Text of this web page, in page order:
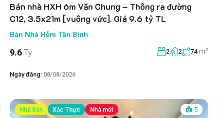
Bán nhà HXH 6m Văn Chung – Thông ra đường
C12, 3.5x21m [vuông vức]. Giá 9.6 tỷ TL
Bán Nhà Hẻm Tân Bình
9.6 Tỷ 2 2 74 m²
Ngày đăng: 08/08/2026
Nhà Bán Xác Thực Nhà mới 5